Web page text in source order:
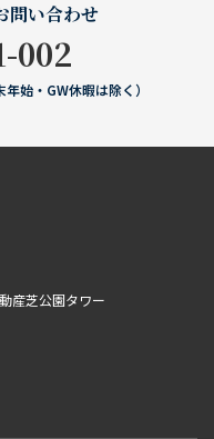
問い合わせ
002
始・GW休暇は除く）
産芝公園タワー